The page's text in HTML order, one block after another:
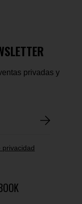
privadas y
privacidad